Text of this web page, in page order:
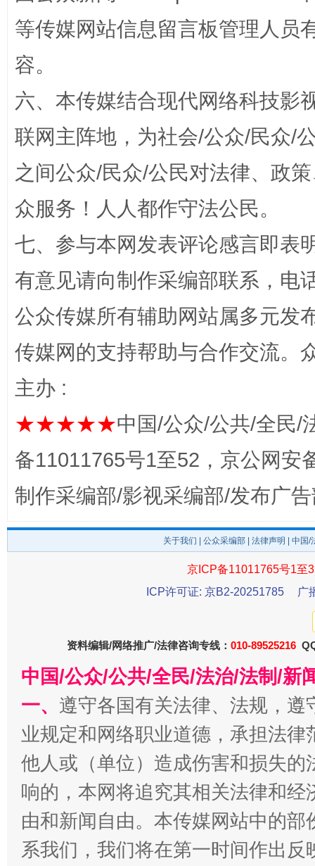
“蜀中异人”王建安的艺术幻境
东山县通报“牛蛙产品抗生素超标问题” 法
千年窑火 生生不息 一
揭开“小金库”的免责幌子
等传媒网站信息留言板管理人员
容。
六、本传媒结合现代网络科技影
联网主阵地，为社会/公众/民众/
之间公众/民众/公民对法律、政
众服务！人人都作守法公民。
七、参与本网发表评论感言即表
有意见请向制作采编部联系，电
公众传媒所有辅助网站属多元发
传媒网的支持帮助与合作交流。
主办 :
★★★★★中国/公众/公共/全民/
备11011765号1至52，京公网安
制作采编部/影视采编部/发布广
关于我们 公众采编部 法律声明 | 中国
京ICP备11011765号1至
ICP许可证: 京B2-20251785
广
资料编辑/网络推广/法律咨询专线： 010-89525216
中国/公众/公共/全民/法治/法制/新
一、 遵守各国有关法律、法规，
业规定和网络职业道德，承担法
他人或（单位）造成伤害和损失
响的，本网将追究其相关法律和
由和新闻自由。本传媒网站中的
系我们，我们将在第一时间作出